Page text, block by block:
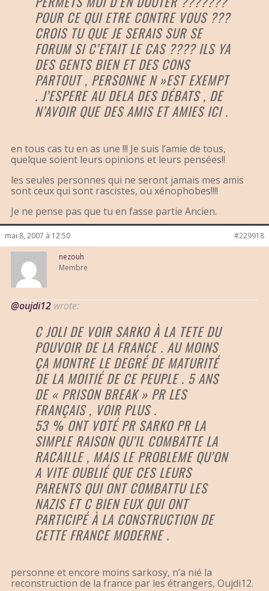
POUR CE QUI ETRE CONTRE VOUS ???
CROIS TU QUE JE SERAIS SUR SE
FORUM SI C’ETAIT LE CAS ???? ILS YA
DES GENTS BIEN ET DES CONS
PARTOUT , PERSONNE N »EST EXEMPT
. J’ESPERE AU DELA DES DÉBATS , DE
N’AVOIR QUE DES AMIS ET AMIES ICI .
en tous cas tu en as une !!! Je suis l’amie de tous,
quelque soient leurs opinions et leurs pensées!!
les seules personnes qui ne seront jamais mes amis
sont ceux qui sont rascistes, ou xénophobes!!!!
Je ne pense pas que tu en fasse partie Ancien.
mai 8, 2007 à 12:50 #229918
nezouh
Membre
@oujdi12 wrote:
C JOLI DE VOIR SARKO À LA TETE DU
POUVOIR DE LA FRANCE . AU MOINS
ÇA MONTRE LE DEGRÉ DE MATURITÉ
DE LA MOITIÉ DE CE PEUPLE . 5 ANS
DE « PRISON BREAK » PR LES
FRANÇAIS , VOIR PLUS .
53 % ONT VOTÉ PR SARKO PR LA
SIMPLE RAISON QU’IL COMBATTE LA
RACAILLE , MAIS LE PROBLEME QU’ON
A VITE OUBLIÉ QUE CES LEURS
PARENTS QUI ONT COMBATTU LES
NAZIS ET C BIEN EUX QUI ONT
PARTICIPÉ À LA CONSTRUCTION DE
CETTE FRANCE MODERNE .
personne et encore moins sarkosy, n’a nié la
reconstruction de la france par les étrangers, Oujdi12.